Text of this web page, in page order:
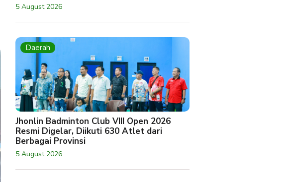
5 August 2026
Daerah
Jhonlin Badminton Club VIII Open 2026
Resmi Digelar, Diikuti 630 Atlet dari
Berbagai Provinsi
5 August 2026